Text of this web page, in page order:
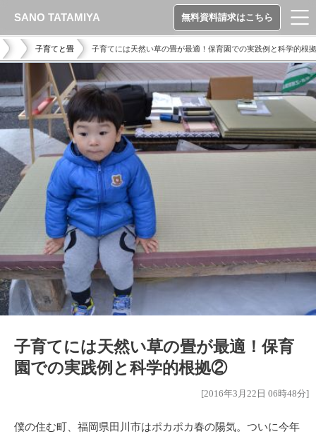
子育てと畳 子育てには天然い草の畳が最適！保育園での実践例と科学的根
子育てには天然い草の畳が最適！保育
園での実践例と科学的根拠②
[2016年3月22日 06時48分]
僕の住む町、福岡県田川市はポカポカ春の陽気。ついに今年
SANO TATAMIYA 無料資料請求はこちら